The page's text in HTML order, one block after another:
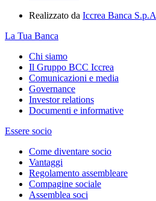
Realizzato da Iccrea Banca S.p.A
La Tua Banca
Chi siamo
Il Gruppo BCC Iccrea
Comunicazioni e media
Governance
Investor relations
Documenti e informative
Essere socio
Come diventare socio
Vantaggi
Regolamento assembleare
Compagine sociale
Assemblea soci